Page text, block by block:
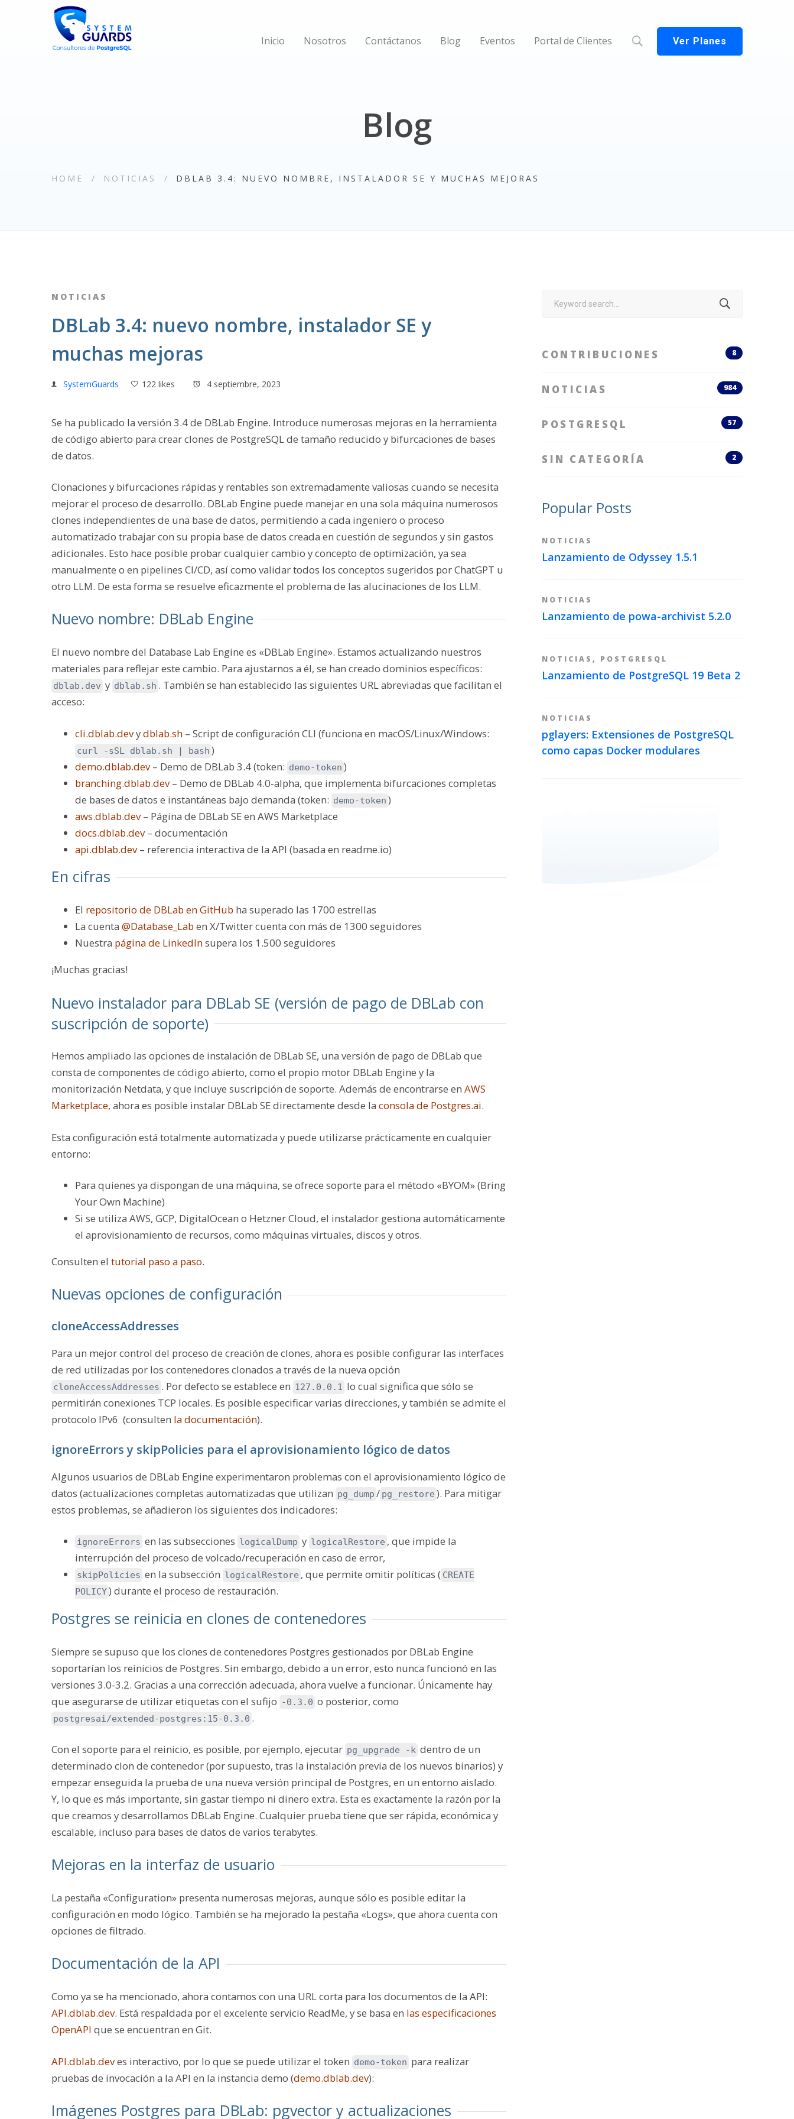
Inicio Nosotros Contáctanos Blog Eventos Portal de Clientes Ver Planes
Blog
HOME NOTICIAS DBLAB 3.4: NUEVO NOMBRE, INSTALADOR SE Y MUCHAS MEJORAS
NOTICIAS
DBLab 3.4: nuevo nombre, instalador SE y
muchas mejoras
SystemGuards 122 likes 4 septiembre, 2023
Se ha publicado la versión 3.4 de DBLab Engine. Introduce numerosas mejoras en la herramienta
de código abierto para crear clones de PostgreSQL de tamaño reducido y bifurcaciones de bases
de datos.
Clonaciones y bifurcaciones rápidas y rentables son extremadamente valiosas cuando se necesita
mejorar el proceso de desarrollo. DBLab Engine puede manejar en una sola máquina numerosos
clones independientes de una base de datos, permitiendo a cada ingeniero o proceso
automatizado trabajar con su propia base de datos creada en cuestión de segundos y sin gastos
adicionales. Esto hace posible probar cualquier cambio y concepto de optimización, ya sea
manualmente o en pipelines CI/CD, así como validar todos los conceptos sugeridos por ChatGPT u
otro LLM. De esta forma se resuelve eficazmente el problema de las alucinaciones de los LLM.
Nuevo nombre: DBLab Engine
El nuevo nombre del Database Lab Engine es «DBLab Engine». Estamos actualizando nuestros
materiales para reflejar este cambio. Para ajustarnos a él, se han creado dominios específicos:
dblab.dev y dblab.sh . También se han establecido las siguientes URL abreviadas que facilitan el
acceso:
cli.dblab.devydblab.sh – Script de configuración CLI (funciona en macOS/Linux/Windows:
curl -sSL dblab.sh | bash )
demo.dblab.dev– Demo de DBLab 3.4 (token: demo-token )
branching.dblab.dev– Demo de DBLab 4.0-alpha, que implementa bifurcaciones completas
de bases de datos e instantáneas bajo demanda (token: demo-token )
aws.dblab.dev– Página de DBLab SE en AWS Marketplace
docs.dblab.dev– documentación
api.dblab.dev– referencia interactiva de la API (basada en readme.io)
En cifras
El repositorio de DBLab en GitHub ha superado las 1700 estrellas
La cuenta @Database_Lab en X/Twitter cuenta con más de 1300 seguidores
Nuestra página de LinkedInsupera los 1.500 seguidores
¡Muchas gracias!
Nuevo instalador para DBLab SE (versión de pago de DBLab con
suscripción de soporte)
Hemos ampliado las opciones de instalación de DBLab SE, una versión de pago de DBLab que
consta de componentes de código abierto, como el propio motor DBLab Engine y la
monitorización Netdata, y que incluye suscripción de soporte. Además de encontrarse en AWS
Marketplace, ahora es posible instalar DBLab SE directamente desde la consola de Postgres.ai.
Esta configuración está totalmente automatizada y puede utilizarse prácticamente en cualquier
entorno:
Para quienes ya dispongan de una máquina, se ofrece soporte para el método «BYOM» (Bring
Your Own Machine)
Si se utiliza AWS, GCP, DigitalOcean o Hetzner Cloud, el instalador gestiona automáticamente
el aprovisionamiento de recursos, como máquinas virtuales, discos y otros.
Consulten el tutorial paso a paso.
Nuevas opciones de configuración
cloneAccessAddresses
Para un mejor control del proceso de creación de clones, ahora es posible configurar las interfaces
de red utilizadas por los contenedores clonados a través de la nueva opción
cloneAccessAddresses . Por defecto se establece en 127.0.0.1 lo cual significa que sólo se
permitirán conexiones TCP locales. Es posible especificar varias direcciones, y también se admite el
protocolo IPv6 (consulten la documentación).
ignoreErrors y skipPolicies para el aprovisionamiento lógico de datos
Algunos usuarios de DBLab Engine experimentaron problemas con el aprovisionamiento lógico de
datos (actualizaciones completas automatizadas que utilizan pg_dump / pg_restore ). Para mitigar
estos problemas, se añadieron los siguientes dos indicadores:
ignoreErrors en las subsecciones logicalDump y logicalRestore , que impide la
interrupción del proceso de volcado/recuperación en caso de error,
skipPolicies en la subsección logicalRestore , que permite omitir políticas ( CREATE
POLICY) durante el proceso de restauración.
Postgres se reinicia en clones de contenedores
Siempre se supuso que los clones de contenedores Postgres gestionados por DBLab Engine
soportarían los reinicios de Postgres. Sin embargo, debido a un error, esto nunca funcionó en las
versiones 3.0-3.2. Gracias a una corrección adecuada, ahora vuelve a funcionar. Únicamente hay
que asegurarse de utilizar etiquetas con el sufijo -0.3.0 o posterior, como
postgresai/extended-postgres:15-0.3.0 .
Con el soporte para el reinicio, es posible, por ejemplo, ejecutar pg_upgrade -k dentro de un
determinado clon de contenedor (por supuesto, tras la instalación previa de los nuevos binarios) y
empezar enseguida la prueba de una nueva versión principal de Postgres, en un entorno aislado.
Y, lo que es más importante, sin gastar tiempo ni dinero extra. Esta es exactamente la razón por la
que creamos y desarrollamos DBLab Engine. Cualquier prueba tiene que ser rápida, económica y
escalable, incluso para bases de datos de varios terabytes.
Mejoras en la interfaz de usuario
La pestaña «Configuration» presenta numerosas mejoras, aunque sólo es posible editar la
configuración en modo lógico. También se ha mejorado la pestaña «Logs», que ahora cuenta con
opciones de filtrado.
Documentación de la API
Como ya se ha mencionado, ahora contamos con una URL corta para los documentos de la API:
API.dblab.dev. Está respaldada por el excelente servicio ReadMe, y se basa en las especificaciones
OpenAPI que se encuentran en Git.
API.dblab.deves interactivo, por lo que se puede utilizar el token demo-token para realizar
pruebas de invocación a la API en la instancia demo (demo.dblab.dev):
Imágenes Postgres para DBLab: pgvector y actualizaciones
Search
CONTRIBUCIONES 8
NOTICIAS 984
POSTGRESQL 57
SIN CATEGORÍA 2
Popular Posts
NOTICIAS
Lanzamiento de Odyssey 1.5.1
NOTICIAS
Lanzamiento de powa-archivist 5.2.0
NOTICIAS , POSTGRESQL
Lanzamiento de PostgreSQL 19 Beta 2
NOTICIAS
pglayers: Extensiones de PostgreSQL
como capas Docker modulares